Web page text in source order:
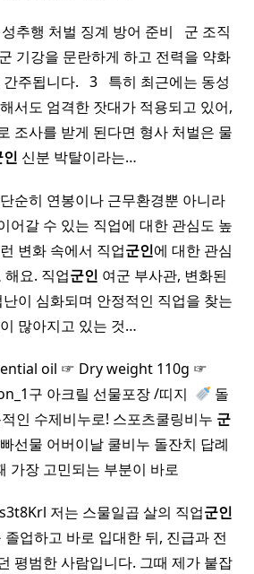
추행 처벌 징계 방어 준비 ​ ​ 군 조직
기강을 문란하게 하고 전력을 약화
주됩니다. ​ ​ 3 ​ ​ 특히 최근에는 동성
서도 엄격한 잣대가 적용되고 있어,
조사를 받게 된다면 형사 처벌은 물
인 신분 박탈이라는…
순히 연봉이나 근무환경뿐 아니라
어갈 수 있는 직업에 대한 관심도 높
변화 속에서 직업군인에 대한 관심
요. 직업군인 여군 부사관, 변화된
이 심화되며 안정적인 직업을 찾는
많아지고 있는 것…
oil ☞ Dry weight 110g ☞
구 아크릴 선물포장 /띠지​
돌
인 수제비누로! 스포츠쿨링비누 군
선물 어버이날 쿨비누 돌잔치 답례
가장 고민되는 부분이 바로
저는 스물일곱 살의 직업군인
업하고 바로 입대한 뒤, 진급과 전
평범한 사람입니다. 그때 제가 붙잡